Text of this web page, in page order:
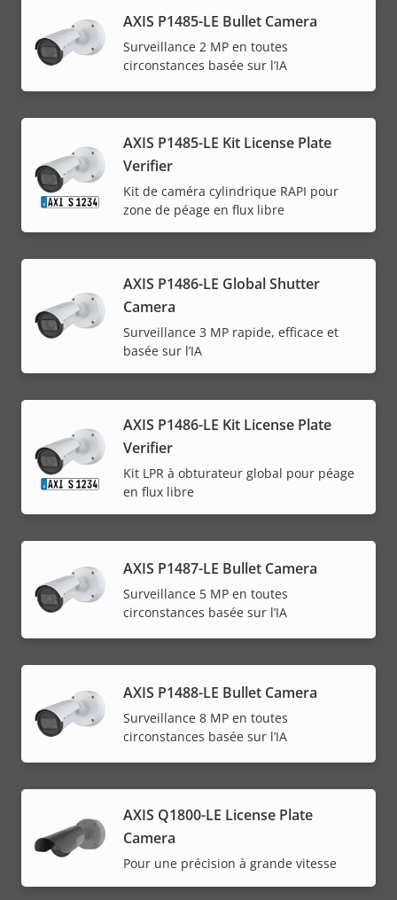
AXIS P1485-LE Bullet Camera
Surveillance 2 MP en toutes
circonstances basée sur l’IA
AXIS P1485-LE Kit License Plate
Verifier
Kit de caméra cylindrique RAPI pour
zone de péage en flux libre
AXIS P1486-LE Global Shutter
Camera
Surveillance 3 MP rapide, efficace et
basée sur l’IA
AXIS P1486-LE Kit License Plate
Verifier
Kit LPR à obturateur global pour péage
en flux libre
AXIS P1487-LE Bullet Camera
Surveillance 5 MP en toutes
circonstances basée sur l’IA
AXIS P1488-LE Bullet Camera
Surveillance 8 MP en toutes
circonstances basée sur l’IA
AXIS Q1800-LE License Plate
Camera
Pour une précision à grande vitesse